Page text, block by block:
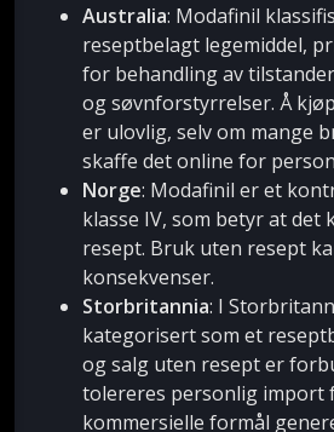
Australia: Modafinil
reseptbelagt legemiddel,
for behandling av
og søvnforstyrrelser. Å
er ulovlig, selv om mange
skaffe det online for
Norge: Modafinil er et
klasse IV, som betyr at det
resept. Bruk uten resept
konsekvenser.
Storbritannia: I
kategorisert som et
og salg uten resept er
tolereres personlig import
kommersielle formål